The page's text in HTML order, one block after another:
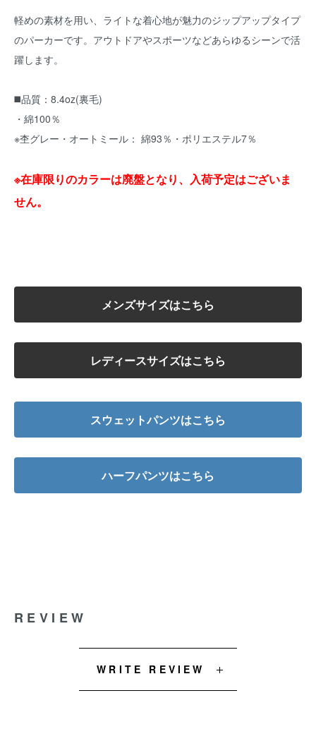
軽めの素材を用い、ライトな着心地が魅力のジップアップタイプ
のパーカーです。アウトドアやスポーツなどあらゆるシーンで活
躍します。
◼️品質：8.4oz(裏毛)
・綿100％
※杢グレー・オートミール： 綿93％・ポリエステル7％
※在庫限りのカラーは廃盤となり、入荷予定はございま
せん。
メンズサイズはこちら
レディースサイズはこちら
スウェットパンツはこちら
ハーフパンツはこちら
REVIEW
WRITE REVIEW